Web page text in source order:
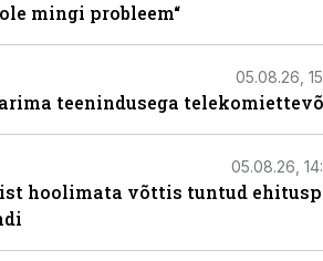
mingi probleem“
05.08.26,
teenindusega
05.08.26,
hoolimata võttis tuntud